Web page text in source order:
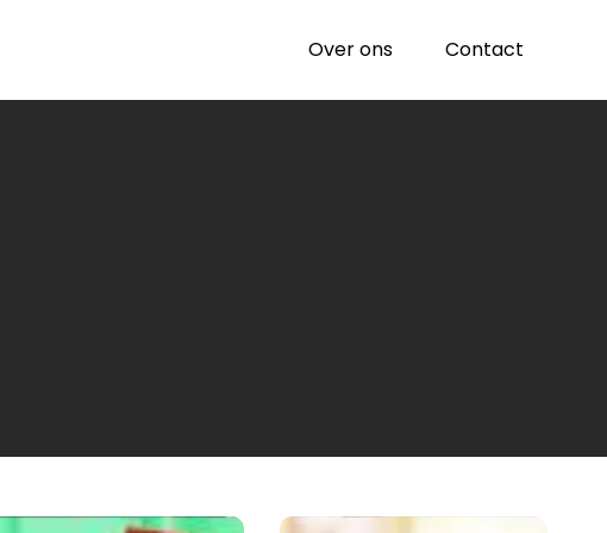
Over ons Contact